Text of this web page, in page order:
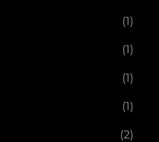
(1)
(1)
(1)
(1)
(2)